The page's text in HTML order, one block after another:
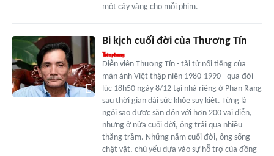
một cây vàng cho mỗi phim.
Bi kịch cuối đời của Thương Tín
Diễn viên Thương Tín - tài tử nổi tiếng của
màn ảnh Việt thập niên 1980-1990 - qua đời
lúc 18h50 ngày 8/12 tại nhà riêng ở Phan Rang
sau thời gian dài sức khỏe suy kiệt. Từng là
ngôi sao được săn đón với hơn 200 vai diễn,
nhưng ở nửa cuối đời, ông trải qua nhiều
thăng trầm. Những năm cuối đời, ông sống
chật vật, chủ yếu dựa vào sự hỗ trợ của đồng